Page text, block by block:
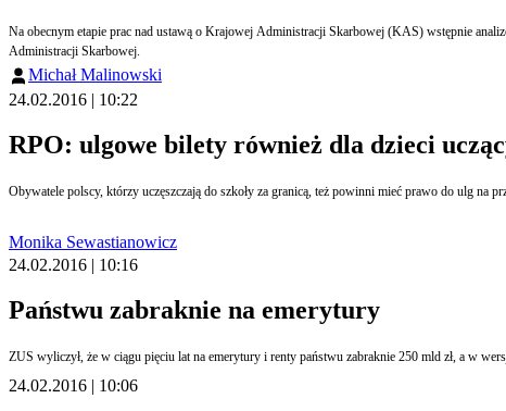
Na obecnym etapie prac nad ustawą o Krajowej Administracji Skarbowej (KAS) wstępnie
Administracji Skarbowej.
Michał Malinowski
24.02.2016 | 10:22
RPO: ulgowe bilety również dla dzieci
Obywatele polscy, którzy uczęszczają do szkoły za granicą, też powinni mieć prawo do ulg
Monika Sewastianowicz
24.02.2016 | 10:16
Państwu zabraknie na emerytury
24.02.2016 | 10:06